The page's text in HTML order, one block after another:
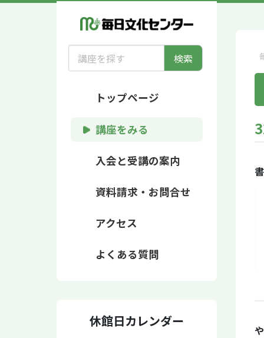
検索
トップページ
講座をみる
入会と受講の案内
資料請求・お問合せ
アクセス
よくある質問
休館日カレンダー